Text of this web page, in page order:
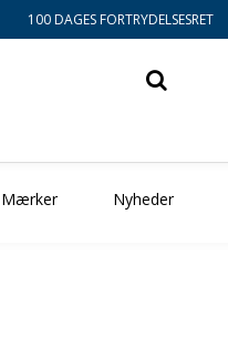
100 DAGES FORTRYDELSESRET
Mærker Nyheder